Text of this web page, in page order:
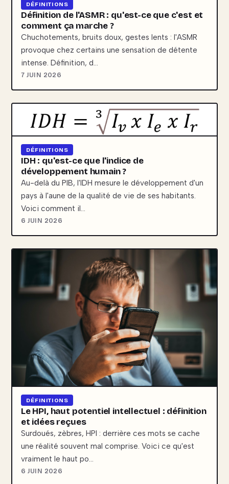
DÉFINITIONS
Définition de l'ASMR : qu'est-ce que c'est et
comment ça marche ?
Chuchotements, bruits doux, gestes lents : l'ASMR
provoque chez certains une sensation de détente
intense. Définition, d…
7 JUIN 2026
DÉFINITIONS
IDH : qu'est-ce que l'indice de
développement humain ?
Au-delà du PIB, l'IDH mesure le développement d'un
pays à l'aune de la qualité de vie de ses habitants.
Voici comment il…
6 JUIN 2026
DÉFINITIONS
Le HPI, haut potentiel intellectuel : définition
et idées reçues
Surdoués, zèbres, HPI : derrière ces mots se cache
une réalité souvent mal comprise. Voici ce qu'est
vraiment le haut po…
6 JUIN 2026